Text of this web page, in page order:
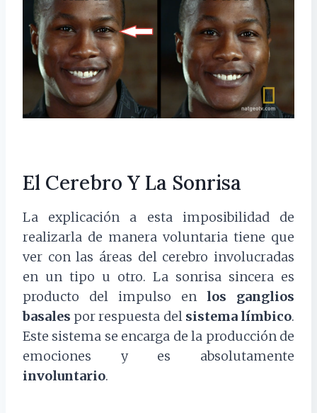
El Cerebro Y La Sonrisa
La explicación a esta imposibilidad de
realizarla de manera voluntaria tiene que
ver con las áreas del cerebro involucradas
en un tipo u otro. La sonrisa sincera es
producto del impulso en los ganglios
basales por respuesta del sistema límbico.
Este sistema se encarga de la producción de
emociones y es absolutamente
involuntario.